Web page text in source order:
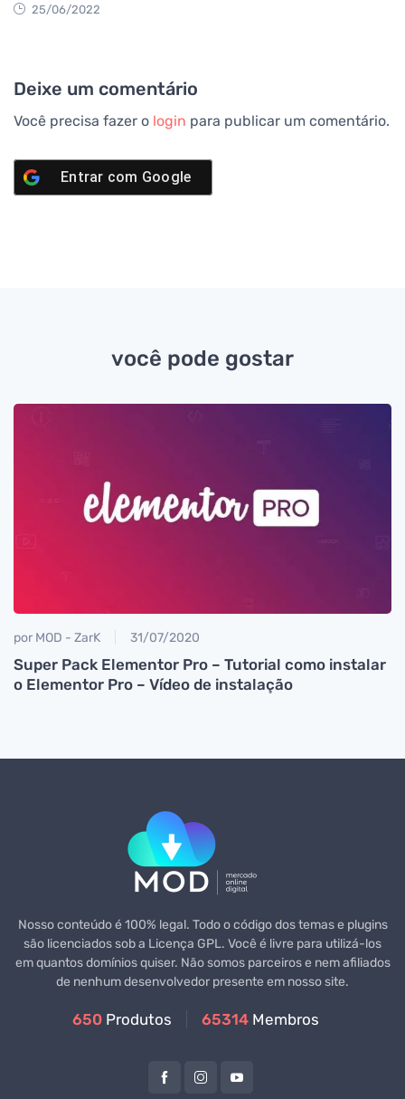
25/06/2022
Deixe um comentário
Você precisa fazer o login para publicar um comentário.
Entrar com Google
você pode gostar
por MOD - ZarK 31/07/2020
Super Pack Elementor Pro – Tutorial como instalar
o Elementor Pro – Vídeo de instalação
Nosso conteúdo é 100% legal. Todo o código dos temas e plugins
são licenciados sob a Licença GPL. Você é livre para utilizá-los
em quantos domínios quiser. Não somos parceiros e nem afiliados
de nenhum desenvolvedor presente em nosso site.
650 Produtos 65314 Membros